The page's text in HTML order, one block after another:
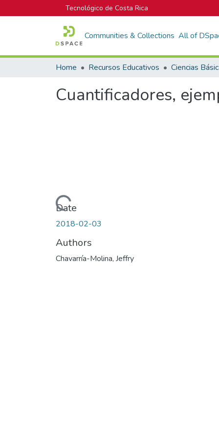
Tecnológico de Costa Rica
Communities & Collections All of
Home Recursos Educativos Ciencias
Cuantificadores,
Loading...
Date
2018-02-03
Authors
Chavarría-Molina, Jeffry